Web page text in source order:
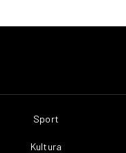
Sport
Kultura